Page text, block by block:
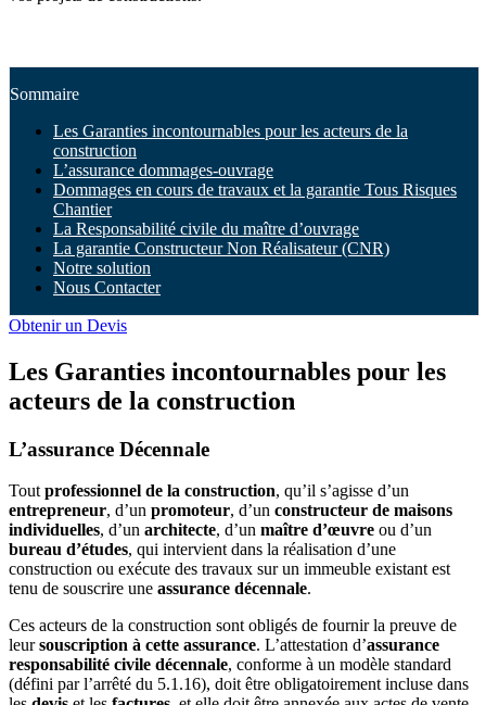
Sommaire
Les Garanties incontournables pour les acteurs de la
construction
L’assurance dommages-ouvrage
Dommages en cours de travaux et la garantie Tous Risques
Chantier
La Responsabilité civile du maître d’ouvrage
La garantie Constructeur Non Réalisateur (CNR)
Notre solution
Nous Contacter
Obtenir un Devis
Les Garanties incontournables pour les
acteurs de la construction
L’assurance Décennale
Tout professionnel de la construction, qu’il s’agisse d’un
entrepreneur, d’un promoteur, d’un constructeur de maisons
individuelles, d’un architecte, d’un maître d’œuvre ou d’un
bureau d’études, qui intervient dans la réalisation d’une
construction ou exécute des travaux sur un immeuble existant est
tenu de souscrire une assurance décennale.
Ces acteurs de la construction sont obligés de fournir la preuve de
leursouscription à cette assurance. L’attestation d’assurance
responsabilité civile décennale, conforme à un modèle standard
(défini par l’arrêté du 5.1.16), doit être obligatoirement incluse dans